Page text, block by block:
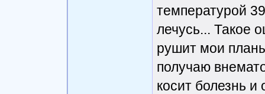
температурой
лечусь... Такое
рушит мои
получаю
косит болезнь и